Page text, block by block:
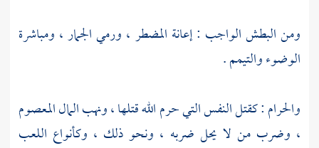
ومن البطش الواجب : إعانة المضطر ، ورمي الجمار ، ومباشرة
الوضوء والتيمم .
والحرام : كقتل النفس التي حرم الله قتلها ، ونهب المال المعصوم
، وضرب من لا يحل ضربه ، ونحو ذلك ، وكأنواع اللعب